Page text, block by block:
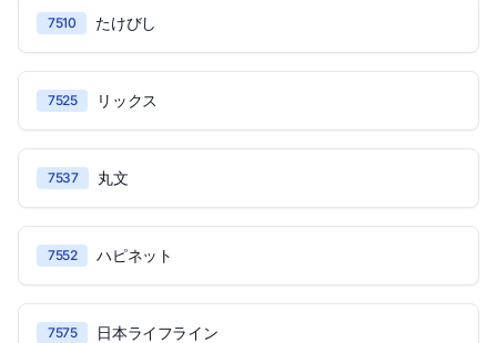
7510 たけびし
7525 リックス
7537 丸文
7552 ハピネット
7575 日本ライフライン